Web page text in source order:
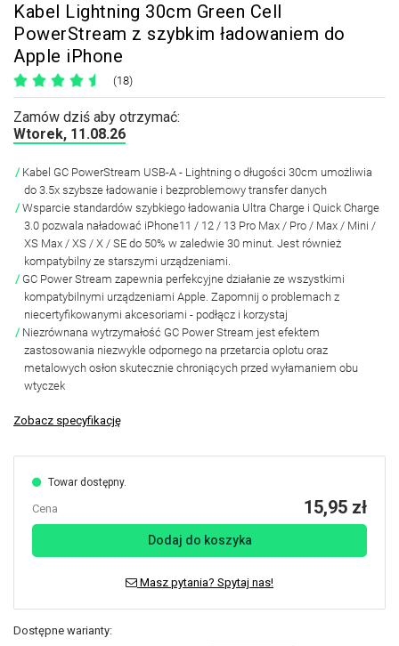
Kabel Lightning 30cm Green Cell
PowerStream z szybkim ładowaniem do
Apple iPhone
(18)
Zamów dziś aby otrzymać:
Wtorek, 11.08.26
Kabel GC PowerStream USB-A - Lightning o długości 30cm umożliwia
do 3.5x szybsze ładowanie i bezproblemowy transfer danych
Wsparcie standardów szybkiego ładowania Ultra Charge i Quick Charge
3.0 pozwala naładować iPhone11 / 12 / 13 Pro Max / Pro / Max / Mini /
XS Max / XS / X / SE do 50% w zaledwie 30 minut. Jest również
kompatybilny ze starszymi urządzeniami.
GC Power Stream zapewnia perfekcyjne działanie ze wszystkimi
kompatybilnymi urządzeniami Apple. Zapomnij o problemach z
niecertyfikowanymi akcesoriami - podłącz i korzystaj
Niezrównana wytrzymałość GC Power Stream jest efektem
zastosowania niezwykle odpornego na przetarcia oplotu oraz
metalowych osłon skutecznie chroniących przed wyłamaniem obu
wtyczek
Zobacz specyfikację
Towar dostępny.
Cena 15,95 zł
Dodaj do koszyka
Masz pytania? Spytaj nas!
Dostępne warianty: